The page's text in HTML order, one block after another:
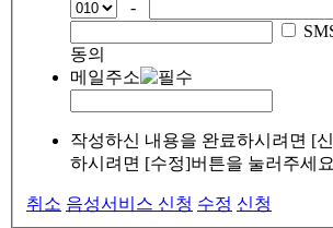
-
동의
메일주소
작성하신 내용을 완료하시려면 [
하시려면 [수정]버튼을 눌러주세
취소 음성서비스 신청 수정 신청